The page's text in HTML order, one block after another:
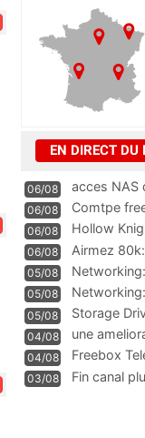
EN DIRECT DU
06/08 acces NAS
06/08 Comtpe
06/08 Hollow
06/08
Airmez
05/08
05/08
Information
05/08
Storage
04/08
une
WIFI
04/08
Freebox
Communi
03/08 Fin canal